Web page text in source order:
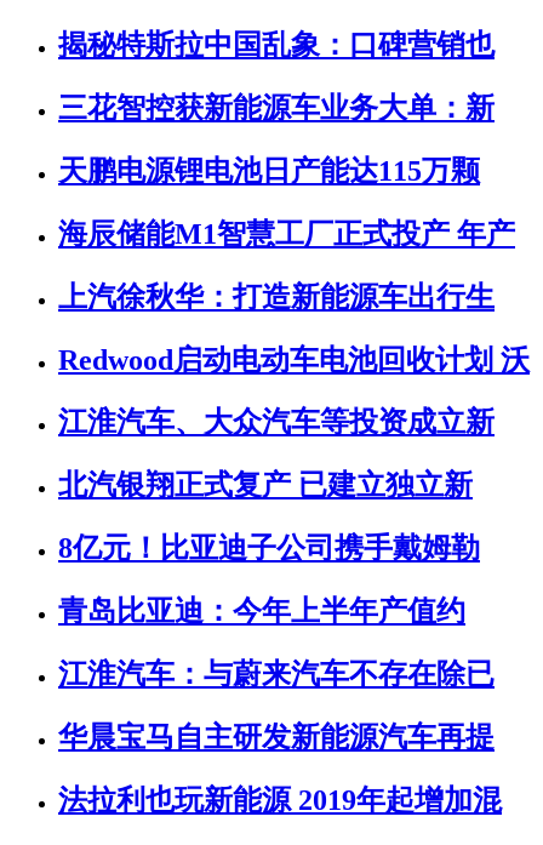
揭秘特斯拉中国乱象：口碑营销也
三花智控获新能源车业务大单：新
天鹏电源锂电池日产能达115万颗
海辰储能M1智慧工厂正式投产 年产
上汽徐秋华：打造新能源车出行生
Redwood启动电动车电池回收计划 沃
江淮汽车、大众汽车等投资成立新
北汽银翔正式复产 已建立独立新
8亿元！比亚迪子公司携手戴姆勒
青岛比亚迪：今年上半年产值约
江淮汽车：与蔚来汽车不存在除已
华晨宝马自主研发新能源汽车再提
法拉利也玩新能源 2019年起增加混